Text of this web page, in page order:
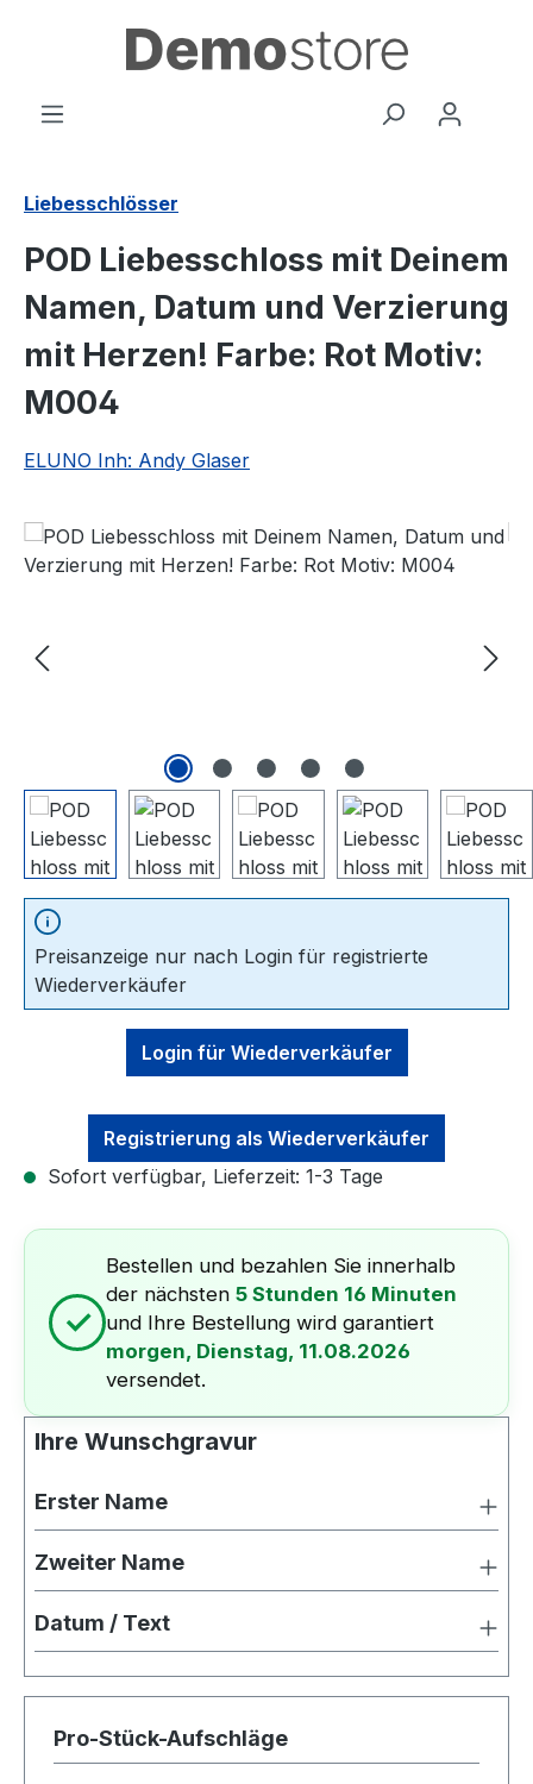
Zum Hauptinhalt springen
Liebesschlösser
POD Liebesschloss mit Deinem
Namen, Datum und Verzierung
mit Herzen! Farbe: Rot Motiv:
M004
ELUNO Inh: Andy Glaser
Bildergalerie überspringen
Preisanzeige nur nach Login für registrierte
Wiederverkäufer
Login für Wiederverkäufer
Registrierung als Wiederverkäufer
Sofort verfügbar, Lieferzeit: 1-3 Tage
✓
Bestellen und bezahlen Sie innerhalb
der nächsten 5 Stunden 16 Minuten
und Ihre Bestellung wird garantiert
morgen, Dienstag, 11.08.2026
versendet.
Ihre Wunschgravur
Erster Name
Zweiter Name
Datum / Text
Pro-Stück-Aufschläge